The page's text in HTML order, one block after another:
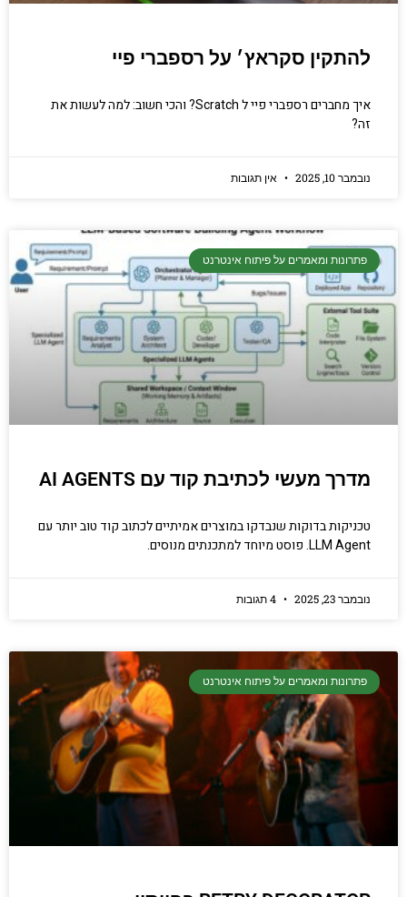
להתקין סקראץ׳ על רספברי פיי
איך מחברים רספברי פיי ל Scratch? והכי חשוב: למה לעשות את
זה?
נובמבר 10, 2025 אין תגובות
פתרונות ומאמרים על פיתוח אינטרנט
מדרך מעשי לכתיבת קוד עם AI AGENTS
טכניקות בדוקות שנבדקו במוצרים אמיתיים לכתוב קוד טוב יותר עם
LLM Agent. פוסט מיוחד למתכנתים מנוסים.
נובמבר 23, 2025
פתרונות ומאמרים על פיתוח אינטרנט